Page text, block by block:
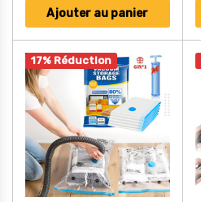
Ajouter au panier
17% Réduction